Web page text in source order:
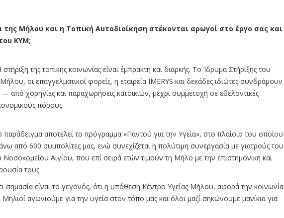
της Μήλου και η Τοπική Αυτοδιοίκηση στέκονται αρωγοί στο έργο σας και
ΚΥΜ;
της τοπικής κοινωνίας είναι έμπρακτη και διαρκής. Το Ίδρυμα Στήριξης του
οι επαγγελματικοί φορείς, η εταιρεία IMERYS και δεκάδες ιδιώτες συνδράμουν
από χορηγίες και παραχωρήσεις κατοικιών, μέχρι συμμετοχή σε εθελοντικές
πόρους.
παράδειγμα αποτελεί το πρόγραμμα «Παντού για την Υγεία», στο πλαίσιο του οποίου
από 600 συμπολίτες μας, ενώ συνεχίζεται η πολύτιμη συνεργασία με γιατρούς του
Αιγίου, που επί σειρά ετών τιμούν τη Μήλο με την επιστημονική και
τους.
σημασία είναι το γεγονός, ότι η υπόθεση Κέντρο Υγείας Μήλου, αφορά την κοινωνία
αγωνιούμε για την υγεία στον τόπο μας και όλοι μαζί σηκώνουμε μανίκια για